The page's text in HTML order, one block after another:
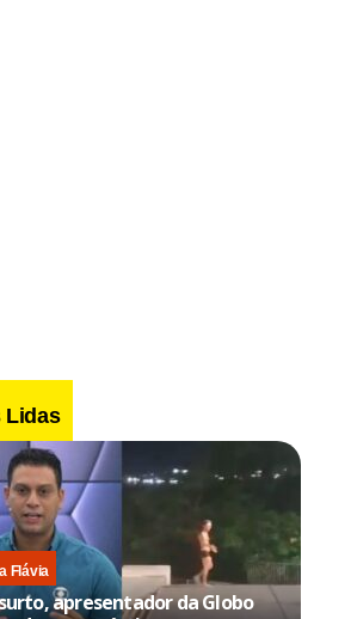
Lidas
Flávia
apresentador da Globo